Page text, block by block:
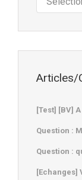
Articles/
[Test] [BV]
Question :
Question :
[Echanges]